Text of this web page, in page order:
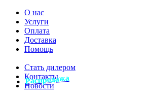
О нас
Услуги
Оплата
Доставка
Помощь
Распродажа
Стать дилером
Контакты
Новости